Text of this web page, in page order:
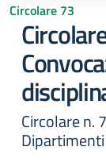
Circolare 73
Circolare n.